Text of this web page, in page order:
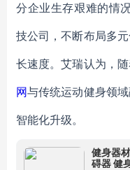
分企业生存艰难的情
技公司，不断布局多
长速度。艾瑞认为，
网与传统运动健身领
智能化升级。
健身器
碍器 健